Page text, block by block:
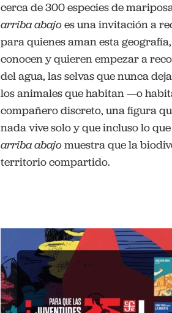
cerca de 300 especies de
arriba abajoes una invitación a
para quienes aman esta
conocen y quieren empezar a
del agua, las selvas que nunca
los animales que habitan —o
compañero discreto, una figura
nada vive solo y que incluso lo
arriba abajomuestra que la
territorio compartido.